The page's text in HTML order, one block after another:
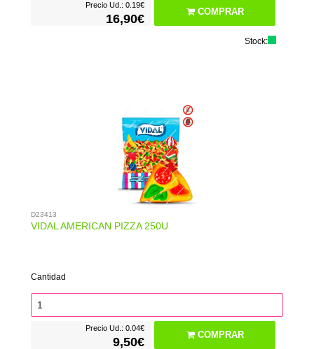
Precio Ud.: 0.19€
16,90€
COMPRAR
Stock:
D23413
VIDAL AMERICAN PIZZA 250U
Cantidad
Precio Ud.: 0.04€
9,50€
COMPRAR